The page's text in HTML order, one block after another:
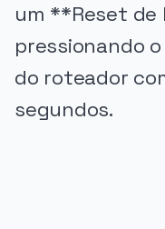
um **Reset
pressionando
do roteador
segundos.